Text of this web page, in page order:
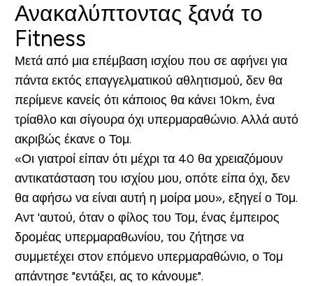
Ανακαλύπτοντας ξανά το
Fitness
Μετά από μια επέμβαση ισχίου που σε αφήνει για
πάντα εκτός επαγγελματικού αθλητισμού, δεν θα
περίμενε κανείς ότι κάποιος θα κάνει 10km, ένα
τρίαθλο και σίγουρα όχι υπερμαραθώνιο. Αλλά αυτό
ακριβώς έκανε ο Τομ.
«Οι γιατροί είπαν ότι μέχρι τα 40 θα χρειαζόμουν
αντικατάσταση του ισχίου μου, οπότε είπα όχι, δεν
θα αφήσω να είναι αυτή η μοίρα μου», εξηγεί ο Τομ.
Αντ 'αυτού, όταν ο φίλος του Τομ, ένας έμπειρος
δρομέας υπερμαραθωνίου, του ζήτησε να
συμμετέχει στον επόμενο υπερμαραθώνιο, ο Τομ
απάντησε "εντάξει, ας το κάνουμε".